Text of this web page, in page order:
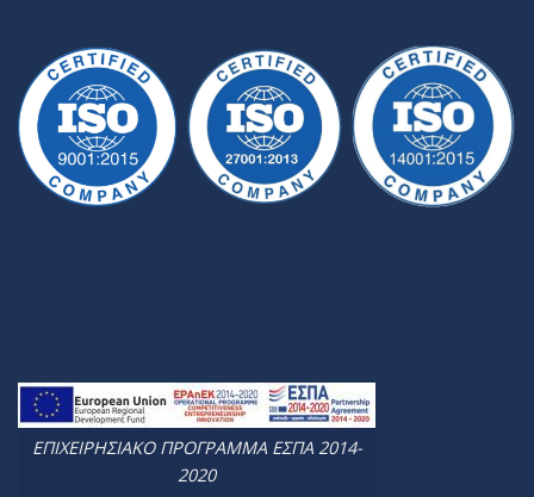
ΕΠΙΧΕΙΡΗΣΙΑΚΟ ΠΡΟΓΡΑΜΜΑ ΕΣΠΑ 2014-
2020